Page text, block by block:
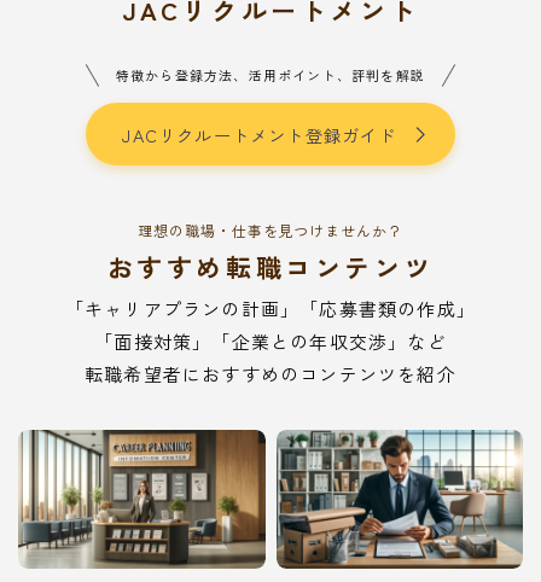
JACリクルートメント
特徴から登録方法、活用ポイント、評判を解説
JACリクルートメント登録ガイド
理想の職場・仕事を見つけませんか？
おすすめ転職コンテンツ
「キャリアプランの計画」「応募書類の作成」
「面接対策」「企業との年収交渉」など
転職希望者におすすめのコンテンツを紹介